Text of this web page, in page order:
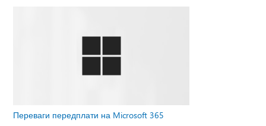
Переваги передплати на Microsoft 365